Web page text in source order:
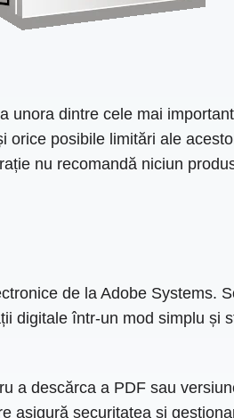
dintre cele mai
posibile limitări ale
nu recomandă niciun
de la Adobe Systems.
digitale într-un mod simplu și
a descărca a PDF sau
asigură securitatea și